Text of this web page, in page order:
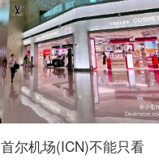
首尔机场(ICN)不能只看